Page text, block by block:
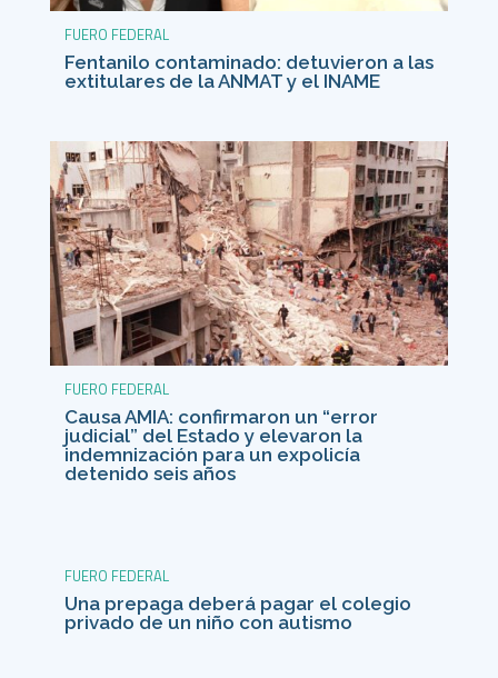
FUERO FEDERAL
Fentanilo contaminado: detuvieron a las
extitulares de la ANMAT y el INAME
FUERO FEDERAL
Causa AMIA: confirmaron un “error
judicial” del Estado y elevaron la
indemnización para un expolicía
detenido seis años
FUERO FEDERAL
Una prepaga deberá pagar el colegio
privado de un niño con autismo